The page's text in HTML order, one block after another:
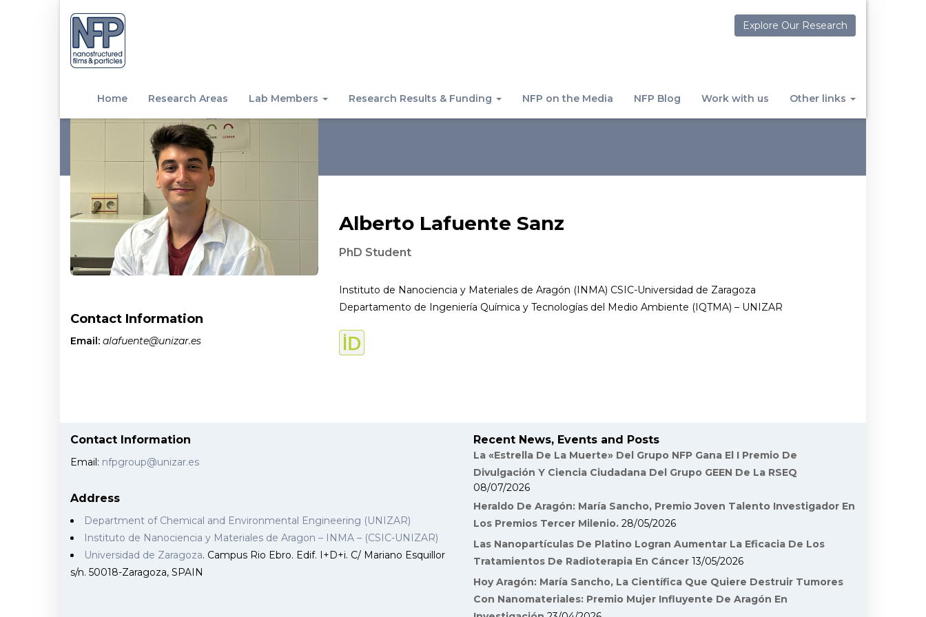
Explore Our Research
Home Research Areas Lab Members Research Results & Funding NFP on the Media NFP Blog Work with us Other links
Contact Information
Email: alafuente@unizar.es
Alberto Lafuente Sanz
PhD Student
Instituto de Nanociencia y Materiales de Aragón (INMA) CSIC-Universidad de Zaragoza
Departamento de Ingeniería Química y Tecnologías del Medio Ambiente (IQTMA) – UNIZAR
Contact Information
Email: nfpgroup@unizar.es
Address
Department of Chemical and Environmental Engineering (UNIZAR)
Instituto de Nanociencia y Materiales de Aragon – INMA – (CSIC-UNIZAR)
Universidad de Zaragoza. Campus Rio Ebro. Edif. I+D+i. C/ Mariano Esquillor
s/n. 50018-Zaragoza, SPAIN
Recent News, Events and Posts
La «Estrella De La Muerte» Del Grupo NFP Gana El I Premio De
Divulgación Y Ciencia Ciudadana Del Grupo GEEN De La RSEQ
08/07/2026
Heraldo De Aragón: María Sancho, Premio Joven Talento Investigador En
Los Premios Tercer Milenio. 28/05/2026
Las Nanopartículas De Platino Logran Aumentar La Eficacia De Los
Tratamientos De Radioterapia En Cáncer 13/05/2026
Hoy Aragón: María Sancho, La Científica Que Quiere Destruir Tumores
Con Nanomateriales: Premio Mujer Influyente De Aragón En